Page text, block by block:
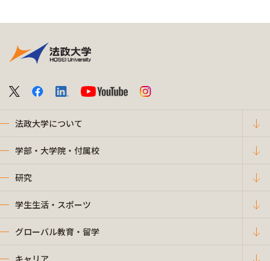
法政大学について
学部・大学院・付属校
研究
学生生活・スポーツ
グローバル教育・留学